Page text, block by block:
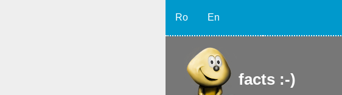
Ro En
facts :-)